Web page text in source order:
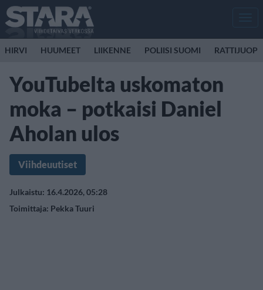
HIRVI HUUMEET LIIKENNE POLIISI SUOMI
YouTubelta uskomaton
moka – potkaisi Daniel
Aholan ulos
Viihdeuutiset
Julkaistu: 16.4.2026, 05:28
Toimittaja: Pekka Tuuri